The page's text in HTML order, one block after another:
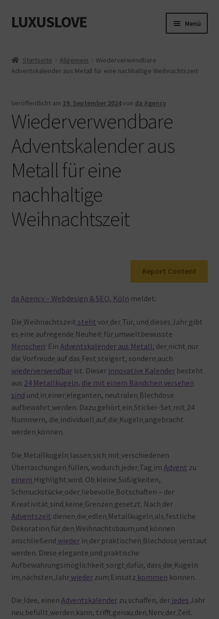
Zur
Navigation
Zum
Inhalt
LUXUSLOVE Menü
Cookie-Richtlinie (EU)
Datenschutz
Impressum
Kasse
Mein Konto
Shop
Warenkorb
Startseite Allgemein
Wiederverwendbare
Adventskalender aus Metall für eine nachhaltige Weihnachtszeit
Veröffentlicht am 19. September 2024von da Agency
Wiederverwendbare
Adventskalender aus
Metall für eine
nachhaltige
Weihnachtszeit
Report Content
da Agency – Webdesign & SEO, Köln meldet:
Die Weihnachtszeit steht vor der Tür, und dieses Jahr gibt
es eine aufregende Neuheit für umweltbewusste
Menschen: Ein Adventskalender aus Metall, der nicht nur
die Vorfreude auf das Fest steigert, sondern auch
wiederverwendbarist. Dieser innovative Kalenderbesteht
aus 24 Metallkugeln, die mit einem Bändchen versehen
sind und in einer eleganten, neutralen Blechdose
aufbewahrt werden. Dazu gehört ein Sticker-Set mit 24
Nummern, die individuell auf die Kugeln angebracht
werden können.
Die Metallkugeln lassen sich mit verschiedenen
Überraschungen füllen, wodurch jeder Tag im Advent zu
einem Highlight wird. Ob kleine Süßigkeiten,
Schmuckstücke oder liebevolle Botschaften – der
Kreativität sind keine Grenzen gesetzt. Nach der
Adventszeit dienen die edlen Metallkugeln als festliche
Dekoration für den Weihnachtsbaum und können
anschließend wiederin der praktischen Blechdose verstaut
werden. Diese elegante und praktische
Aufbewahrungsmöglichkeit sorgt dafür, dass die Kugeln
im nächsten Jahrwiederzum Einsatz kommen können.
Die Idee, einen Adventskalenderzu schaffen, der jedes Jahr
neu befüllt werden kann, trifft genau den Nerv der Zeit.